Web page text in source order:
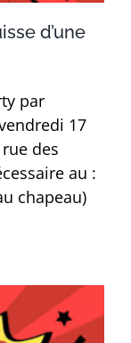
d’une
par
17
des
au :
chapeau)